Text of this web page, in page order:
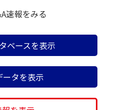
速報をみる
ベースを表示
ータを表示